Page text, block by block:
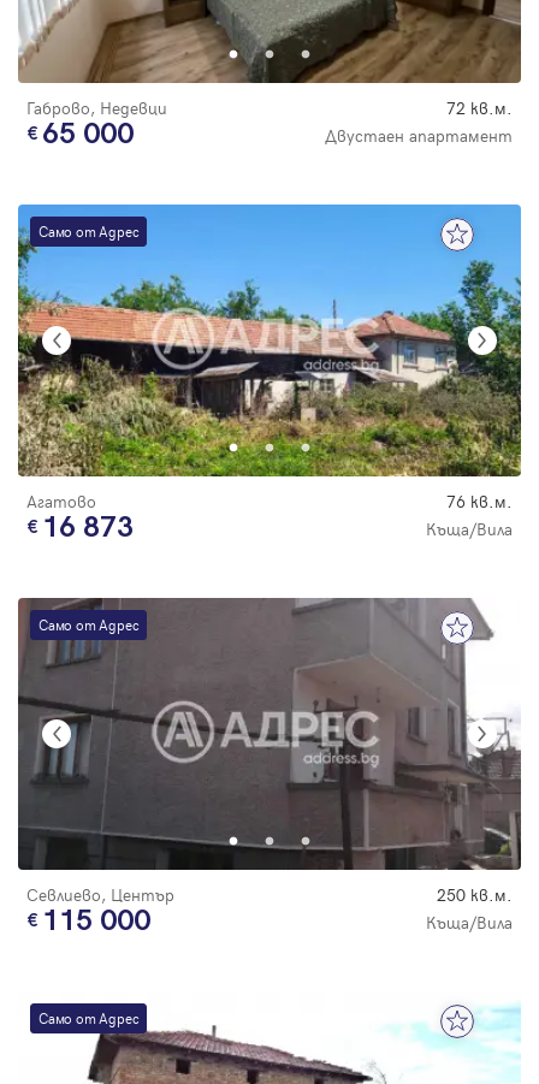
Габрово, Недевци 72 кв.м.
65 000 Двустаен апартамент
Само от Адрес
Агатово 76 кв.м.
16 873 Къща/Вила
Само от Адрес
Севлиево, Център 250 кв.м.
115 000 Къща/Вила
Само от Адрес
Парола
Регистрация